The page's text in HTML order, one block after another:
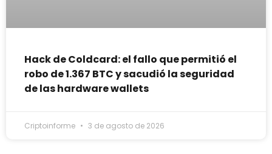
Hack de Coldcard: el fallo que permitió el
robo de 1.367 BTC y sacudió la seguridad
de las hardware wallets
Criptoinforme 3 de agosto de 2026